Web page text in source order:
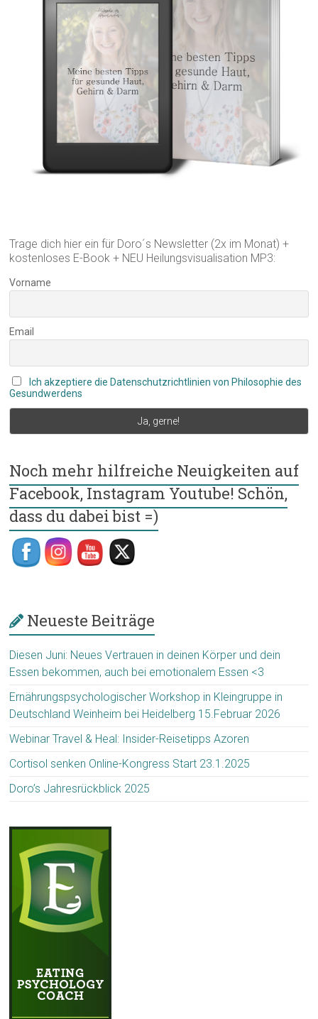
Trage dich hier ein für Doro´s Newsletter (2x im Monat) +
kostenloses E-Book + NEU Heilungsvisualisation MP3:
Vorname
Email
Ich akzeptiere die Datenschutzrichtlinien von Philosophie des
Gesundwerdens
Noch mehr hilfreiche Neuigkeiten auf
Facebook, Instagram Youtube! Schön,
dass du dabei bist =)
Neueste Beiträge
Diesen Juni: Neues Vertrauen in deinen Körper und dein
Essen bekommen, auch bei emotionalem Essen <3
Ernährungspsychologischer Workshop in Kleingruppe in
Deutschland Weinheim bei Heidelberg 15.Februar 2026
Webinar Travel & Heal: Insider-Reisetipps Azoren
Cortisol senken Online-Kongress Start 23.1.2025
Doro’s Jahresrückblick 2025